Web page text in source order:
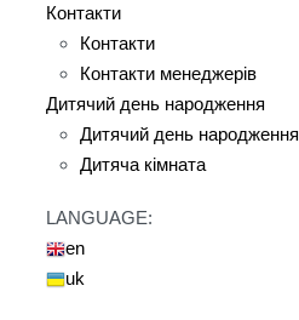
Контакти
Контакти
Контакти менеджерів
Дитячий день народження
Дитячий день народження
Дитяча кімната
LANGUAGE:
en
uk